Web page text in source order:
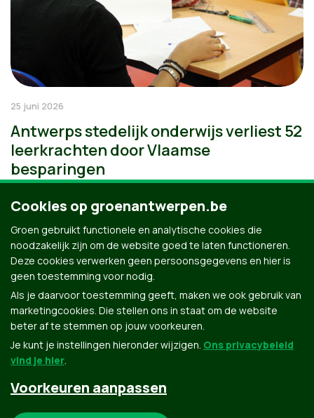
25 juni 2026
Antwerps stedelijk onderwijs verliest 52
leerkrachten door Vlaamse
besparingen
Groen.be
Cookies op groenantwerpen.be
Groen gebruikt functionele en analytische cookies die
noodzakelijk zijn om de website goed te laten functioneren.
Deze cookies verwerken geen persoonsgegevens en hier is
geen toestemming voor nodig.
Als je daarvoor toestemming geeft, maken we ook gebruik van
marketingcookies. Die stellen ons in staat om de website
beter af te stemmen op jouw voorkeuren.
Je kunt je instellingen hieronder wijzigen. Ons privacybeleid
vind je hier.
Voorkeuren aanpassen